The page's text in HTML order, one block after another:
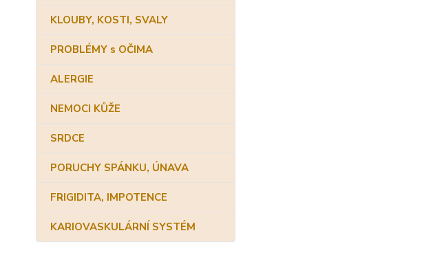
KLOUBY, KOSTI, SVALY
PROBLÉMY s OČIMA
ALERGIE
NEMOCI KŮŽE
SRDCE
PORUCHY SPÁNKU, ÚNAVA
FRIGIDITA, IMPOTENCE
KARIOVASKULÁRNÍ SYSTÉM